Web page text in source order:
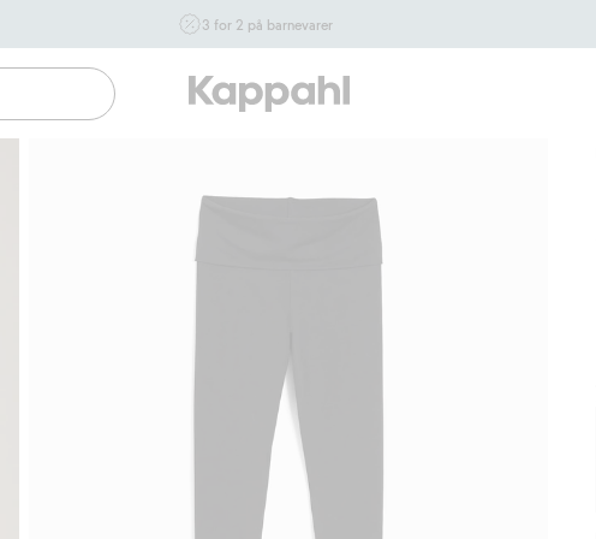
3 for 2 på barnevarer
inngår i tilbudet tom. 17/8 i butikk & online for deg som er
eller blir medlem. Kan ikke kombineres med andre tilbud
eller rabatter.